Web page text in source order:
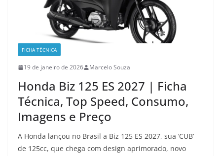
FICHA TÉCNICA
19 de janeiro de 2026 Marcelo Souza
Honda Biz 125 ES 2027 | Ficha
Técnica, Top Speed, Consumo,
Imagens e Preço
A Honda lançou no Brasil a Biz 125 ES 2027, sua ‘CUB’
de 125cc, que chega com design aprimorado, novo